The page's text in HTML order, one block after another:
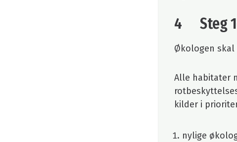
4 Steg
Økologen skal
Alle habitater
kilder i
nylige